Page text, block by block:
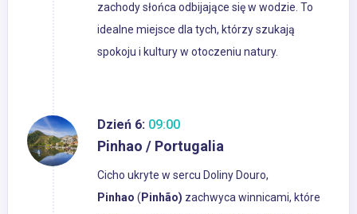
zachody słońca odbijające się w wodzie. To
idealne miejsce dla tych, którzy szukają
spokoju i kultury w otoczeniu natury.
Dzień 6: 09:00
Pinhao / Portugalia
Cicho ukryte w sercu Doliny Douro,
Pinhao ( Pinhão) zachwyca winnicami, które